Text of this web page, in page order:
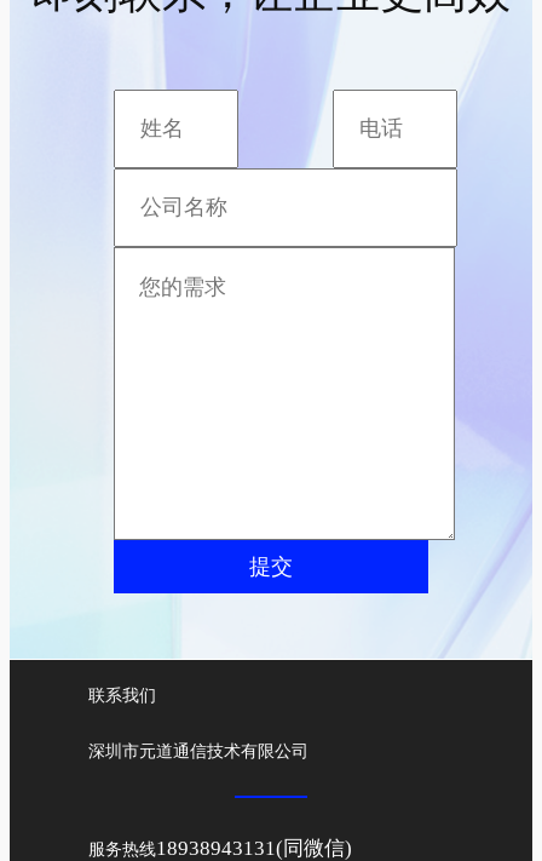
提交
联系我们
深圳市元道通信技术有限公司
服务热线18938943131(同微信)